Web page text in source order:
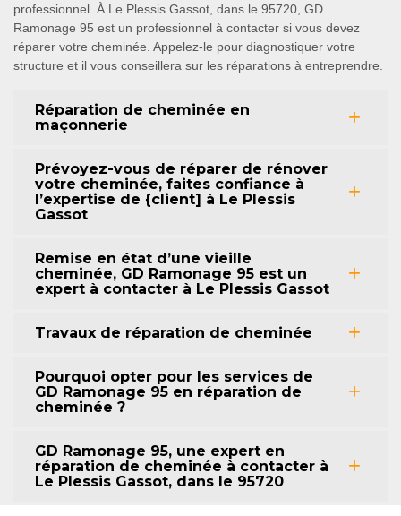
professionnel. À Le Plessis Gassot, dans le 95720, GD
Ramonage 95 est un professionnel à contacter si vous devez
réparer votre cheminée. Appelez-le pour diagnostiquer votre
structure et il vous conseillera sur les réparations à entreprendre.
Réparation de cheminée en
maçonnerie
Prévoyez-vous de réparer de rénover
votre cheminée, faites confiance à
l’expertise de {client] à Le Plessis
Gassot
Remise en état d’une vieille
cheminée, GD Ramonage 95 est un
expert à contacter à Le Plessis Gassot
Travaux de réparation de cheminée
Pourquoi opter pour les services de
GD Ramonage 95 en réparation de
cheminée ?
GD Ramonage 95, une expert en
réparation de cheminée à contacter à
Le Plessis Gassot, dans le 95720